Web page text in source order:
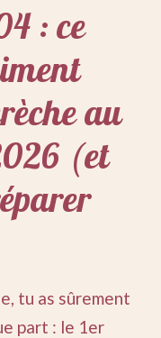
: ce
au
(et
tu as sûrement
part : le 1er